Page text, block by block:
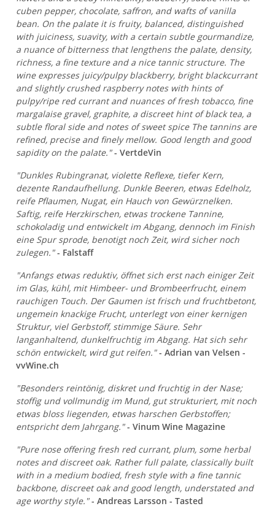
cuben pepper, chocolate, saffron, and wafts of vanilla
bean. On the palate it is fruity, balanced, distinguished
with juiciness, suavity, with a certain subtle gourmandize,
a nuance of bitterness that lengthens the palate, density,
richness, a fine texture and a nice tannic structure. The
wine expresses juicy/pulpy blackberry, bright blackcurrant
and slightly crushed raspberry notes with hints of
pulpy/ripe red currant and nuances of fresh tobacco, fine
margalaise gravel, graphite, a discreet hint of black tea, a
subtle floral side and notes of sweet spice The tannins are
refined, precise and finely mellow. Good length and good
sapidity on the palate." - VertdeVin
"Dunkles Rubingranat, violette Reflexe, tiefer Kern,
dezente Randaufhellung. Dunkle Beeren, etwas Edelholz,
reife Pflaumen, Nugat, ein Hauch von Gewürznelken.
Saftig, reife Herzkirschen, etwas trockene Tannine,
schokoladig und entwickelt im Abgang, dennoch im Finish
eine Spur sprode, benotigt noch Zeit, wird sicher noch
zulegen." - Falstaff
"Anfangs etwas reduktiv, öffnet sich erst nach einiger Zeit
im Glas, kühl, mit Himbeer- und Brombeerfrucht, einem
rauchigen Touch. Der Gaumen ist frisch und fruchtbetont,
ungemein knackige Frucht, unterlegt von einer kernigen
Struktur, viel Gerbstoff, stimmige Säure. Sehr
langanhaltend, dunkelfruchtig im Abgang. Hat sich sehr
schön entwickelt, wird gut reifen." - Adrian van Velsen -
vvWine.ch
"Besonders reintönig, diskret und fruchtig in der Nase;
stoffig und vollmundig im Mund, gut strukturiert, mit noch
etwas bloss liegenden, etwas harschen Gerbstoffen;
entspricht dem Jahrgang." - Vinum Wine Magazine
"Pure nose offering fresh red currant, plum, some herbal
notes and discreet oak. Rather full palate, classically built
with in a medium bodied, fresh style with a fine tannic
backbone, discreet oak and good length, understated and
age worthy style." - Andreas Larsson - Tasted